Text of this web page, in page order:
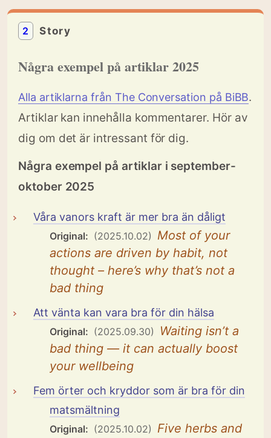
2 Story
Några exempel på artiklar 2025
Alla artiklarna från The Conversation på BiBB.
Artiklar kan innehålla kommentarer. Hör av
dig om det är intressant för dig.
Några exempel på artiklar i september-
oktober 2025
Våra vanors kraft är mer bra än dåligt
Original: (2025.10.02) Most of your
actions are driven by habit, not
thought – here’s why that’s not a
bad thing
Att vänta kan vara bra för din hälsa
Original: (2025.09.30)
Waiting isn’t a
bad thing — it can actually boost
your wellbeing
Fem örter och kryddor som är bra för din
matsmältning
Original: (2025.10.02) Five herbs and